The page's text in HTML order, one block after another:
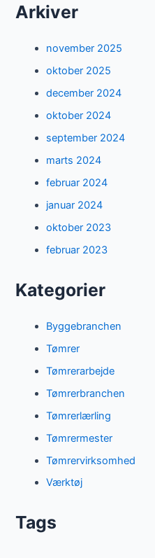
Arkiver
november 2025
oktober 2025
december 2024
oktober 2024
september 2024
marts 2024
februar 2024
januar 2024
oktober 2023
februar 2023
Kategorier
Byggebranchen
Tømrer
Tømrerarbejde
Tømrerbranchen
Tømrerlærling
Tømrermester
Tømrervirksomhed
Værktøj
Tags